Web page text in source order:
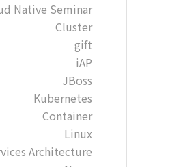
Native Seminar
Cluster
gift
iAP
JBoss
Kubernetes
Container
Linux
Architecture